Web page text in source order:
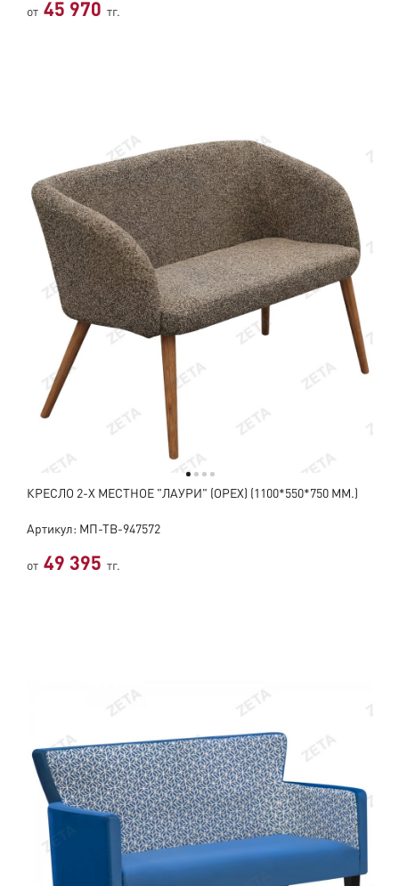
от 45 970 тг.
КРЕСЛО 2-Х МЕСТНОЕ "ЛАУРИ" (ОРЕХ) (1100*550*750 ММ.)
Артикул: МП-ТВ-947572
от 49 395 тг.